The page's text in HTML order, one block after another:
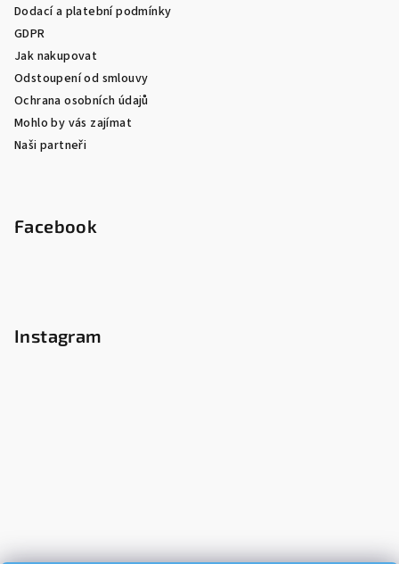
Dodací a platební podmínky
GDPR
Jak nakupovat
Odstoupení od smlouvy
Ochrana osobních údajů
Mohlo by vás zajímat
Naši partneři
Facebook
Instagram